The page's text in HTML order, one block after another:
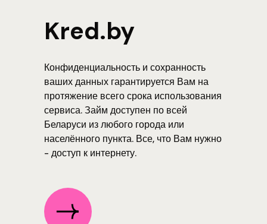
Конфиденциальность и сохранность
ваших данных гарантируется Вам на
протяжение всего срока использования
сервиса. Займ доступен по всей
Беларуси из любого города или
населённого пункта. Все, что Вам нужно
- доступ к интернету.
Kred.by